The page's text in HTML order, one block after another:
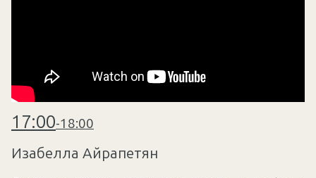
17:00-18:00
Изабелла Айрапетян